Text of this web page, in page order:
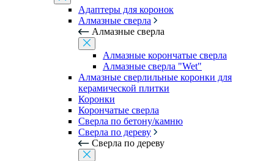
Адаптеры для коронок
Алмазные сверла
Алмазные сверла
Алмазные корончатые сверла
Алмазные сверла "Wet"
Алмазные сверлильные коронки для
керамической плитки
Коронки
Корончатые сверла
Сверла по бетону/камню
Сверла по дереву
Сверла по дереву